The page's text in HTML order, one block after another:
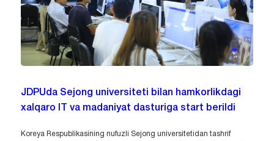
JDPUda Sejong universiteti bilan hamkorlikdagi
xalqaro IT va madaniyat dasturiga start berildi
Koreya Respublikasining nufuzli Sejong universitetidan tashrif